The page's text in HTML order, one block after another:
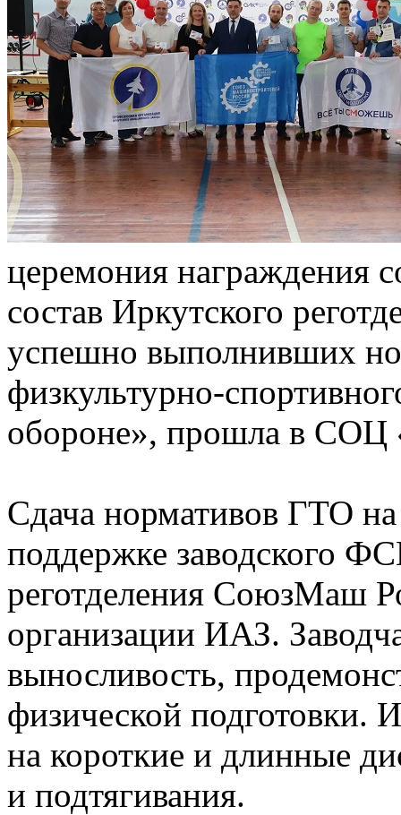
церемония награждения
состав Иркутского
успешно выполнивших
физкультурно-
обороне», прошла в СОЦ
Сдача нормативов ГТО на
поддержке заводского
реготделения СоюзМаш
организации ИАЗ.
выносливость,
физической подготовки.
на короткие и длинные
и подтягивания.